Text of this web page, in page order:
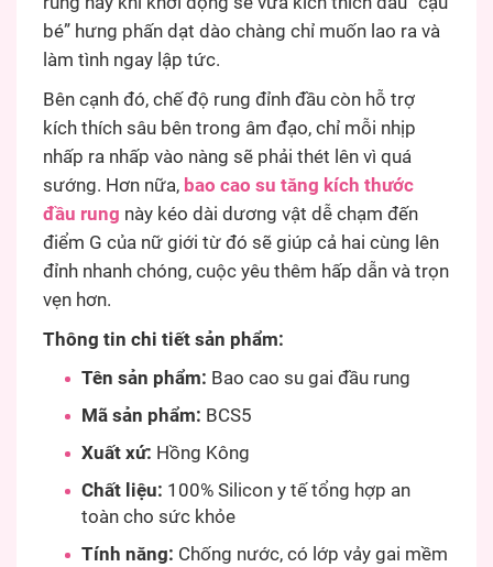
bé” hưng phấn dạt dào chàng chỉ muốn lao ra và
làm tình ngay lập tức.
Bên cạnh đó, chế độ rung đỉnh đầu còn hỗ trợ
kích thích sâu bên trong âm đạo, chỉ mỗi nhịp
nhấp ra nhấp vào nàng sẽ phải thét lên vì quá
sướng. Hơn nữa, bao cao su tăng kích thước
đầu rung này kéo dài dương vật dễ chạm đến
điểm G của nữ giới từ đó sẽ giúp cả hai cùng lên
đỉnh nhanh chóng, cuộc yêu thêm hấp dẫn và trọn
vẹn hơn.
Thông tin chi tiết sản phẩm:
Tên sản phẩm: Bao cao su gai đầu rung
Mã sản phẩm: BCS5
Xuất xứ: Hồng Kông
Chất liệu: 100% Silicon y tế tổng hợp an
toàn cho sức khỏe
Tính năng: Chống nước, có lớp vảy gai mềm